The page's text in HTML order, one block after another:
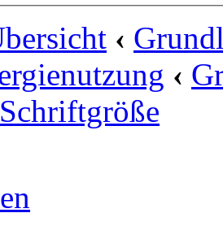
‹
‹